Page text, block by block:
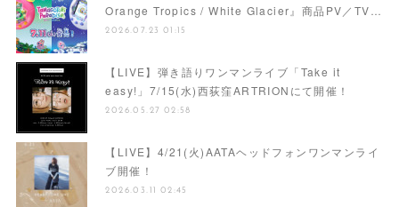
Orange Tropics / White Glacier』商品PV／TV…
2026.07.23 01:15
【LIVE】弾き語りワンマンライブ「Take it
easy!」7/15(水)西荻窪ARTRIONにて開催！
2026.05.27 02:58
【LIVE】4/21(火)AATAヘッドフォンワンマンライ
ブ開催！
2026.03.11 02:45